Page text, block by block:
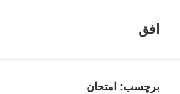
افق
برچسب: امتحان